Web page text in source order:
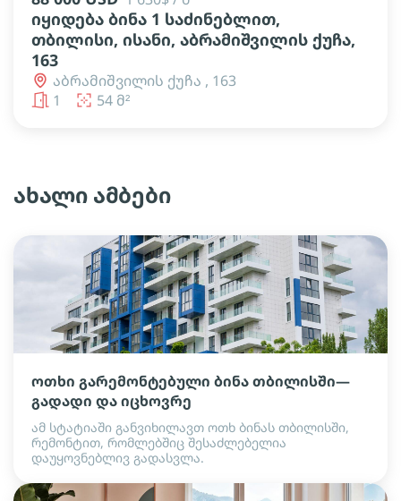
იყიდება ბინა 1 საძინებლით,
თბილისი, ისანი, აბრამიშვილის ქუჩა,
163
აბრამიშვილის ქუჩა , 163
1
54 მ²
ახალი ამბები
ოთხი გარემონტებული ბინა თბილისში—
გადადი და იცხოვრე
ამ სტატიაში განვიხილავთ ოთხ ბინას თბილისში,
რემონტით, რომლებშიც შესაძლებელია
დაუყოვნებლივ გადასვლა.